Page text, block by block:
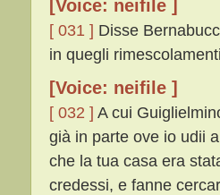
[Voice: neifile ]
[ 031 ] Disse
in quegli
[Voice: neifile ]
[ 032 ] A cui
già in parte ove io udii
che la tua casa era
credessi, e fanne